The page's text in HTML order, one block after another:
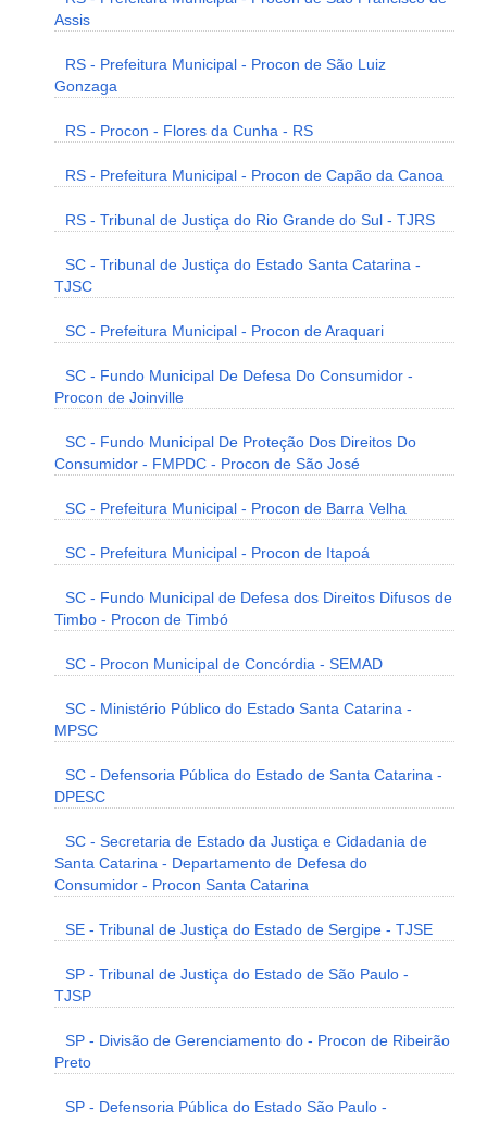
Assis
RS - Prefeitura Municipal - Procon de São Luiz
Gonzaga
RS - Procon - Flores da Cunha - RS
RS - Prefeitura Municipal - Procon de Capão da Canoa
RS - Tribunal de Justiça do Rio Grande do Sul - TJRS
SC - Tribunal de Justiça do Estado Santa Catarina -
TJSC
SC - Prefeitura Municipal - Procon de Araquari
SC - Fundo Municipal De Defesa Do Consumidor -
Procon de Joinville
SC - Fundo Municipal De Proteção Dos Direitos Do
Consumidor - FMPDC - Procon de São José
SC - Prefeitura Municipal - Procon de Barra Velha
SC - Prefeitura Municipal - Procon de Itapoá
SC - Fundo Municipal de Defesa dos Direitos Difusos de
Timbo - Procon de Timbó
SC - Procon Municipal de Concórdia - SEMAD
SC - Ministério Público do Estado Santa Catarina -
MPSC
SC - Defensoria Pública do Estado de Santa Catarina -
DPESC
SC - Secretaria de Estado da Justiça e Cidadania de
Santa Catarina - Departamento de Defesa do
Consumidor - Procon Santa Catarina
SE - Tribunal de Justiça do Estado de Sergipe - TJSE
SP - Tribunal de Justiça do Estado de São Paulo -
TJSP
SP - Divisão de Gerenciamento do - Procon de Ribeirão
Preto
SP - Defensoria Pública do Estado São Paulo -